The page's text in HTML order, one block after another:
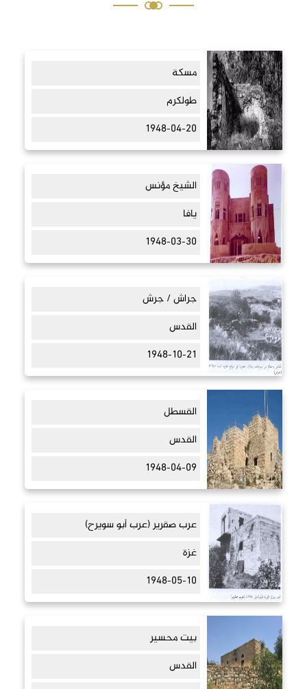
مسكة
طولكرم
1948-04-20
الشيخ مؤنس
يافا
1948-03-30
جراش / جرش
القدس
1948-10-21
القسطل
القدس
1948-04-09
عرب صقرير (عرب أبو سويرح)
غزة
1948-05-10
بيت محسير
القدس